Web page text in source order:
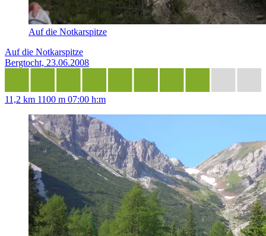
Auf die Notkarspitze
Auf die Notkarspitze
Bergtocht, 23.06.2008
11,2 km 1100 m 07:00 h:m